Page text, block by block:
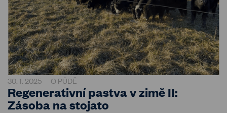
30. 1. 2025 O PŮDĚ
Regenerativní pastva v zimě II:
Zásoba na stojato